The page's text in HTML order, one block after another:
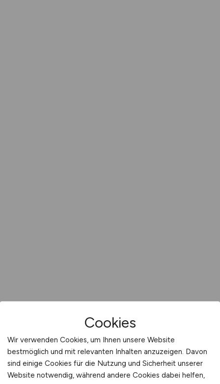
Cookies
Wir verwenden Cookies, um Ihnen unsere Website
bestmöglich und mit relevanten Inhalten anzuzeigen. Davon
sind einige Cookies für die Nutzung und Sicherheit unserer
Website notwendig, während andere Cookies dabei helfen,